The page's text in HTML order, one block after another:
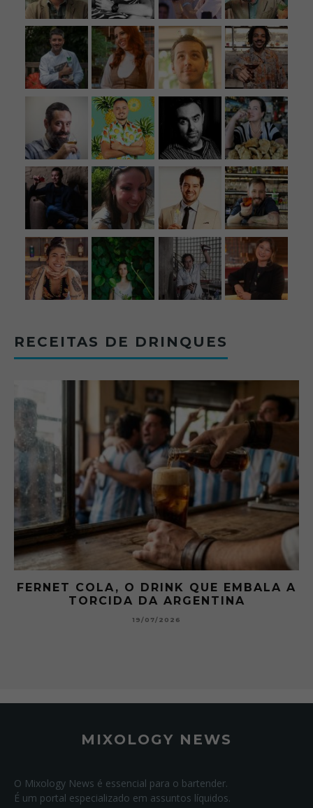
RECEITAS DE DRINQUES
FERNET COLA, O DRINK QUE EMBALA A
TORCIDA DA ARGENTINA
19/07/2026
MIXOLOGY NEWS
O Mixology News é essencial para o bartender.
É um portal especializado em assuntos líquidos.